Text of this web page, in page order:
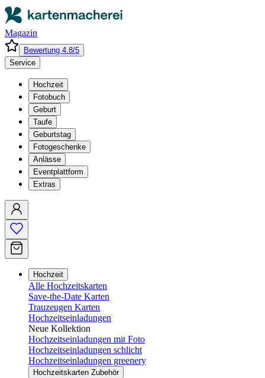
Magazin
Bewertung 4.8/5
Service
Hochzeit
Fotobuch
Geburt
Taufe
Geburtstag
Fotogeschenke
Anlässe
Eventplattform
Extras
Hochzeit
Alle Hochzeitskarten
Save-the-Date Karten
Trauzeugen Karten
Hochzeitseinladungen
Neue Kollektion
Hochzeitseinladungen mit Foto
Hochzeitseinladungen schlicht
Hochzeitseinladungen greenery
Hochzeitskarten Zubehör